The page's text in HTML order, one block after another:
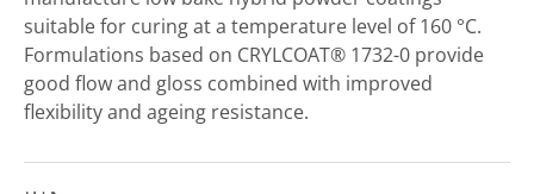
suitable for curing at a temperature level of 160 °C.
Formulations based on CRYLCOAT® 1732-0 provide
good flow and gloss combined with improved
flexibility and ageing resistance.